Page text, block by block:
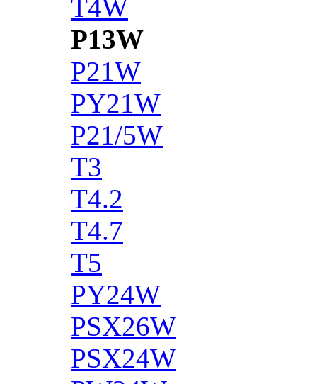
T4W
P13W
P21W
PY21W
P21/5W
T3
T4.2
T4.7
T5
PY24W
PSX26W
PSX24W